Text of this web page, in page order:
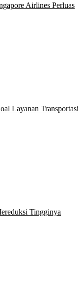
Airlines Perluas
Layanan Transportasi
Tingginya